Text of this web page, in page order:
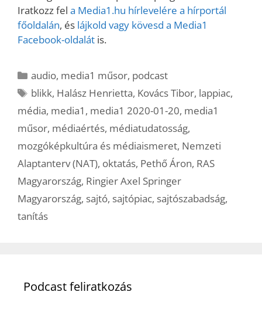
Iratkozz fel a Media1.hu hírlevelére a hírportál
főoldalán, és lájkold vagy kövesd a Media1
Facebook-oldalát is.
Kategória
audio, media1 műsor, podcast
Címkék
blikk, Halász Henrietta, Kovács Tibor, lappiac,
média, media1 , media1 2020-01-20, media1
műsor, médiaértés, médiatudatosság,
mozgóképkultúra és médiaismeret, Nemzeti
Alaptanterv (NAT), oktatás, Pethő Áron, RAS
Magyarország, Ringier Axel Springer
Magyarország, sajtó, sajtópiac, sajtószabadság,
tanítás
Podcast feliratkozás